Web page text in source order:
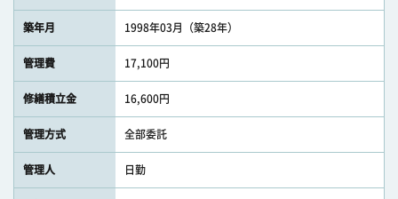
築年月 1998年03月（築28年）
管理費 17,100円
修繕積立金 16,600円
管理方式 全部委託
管理人 日勤